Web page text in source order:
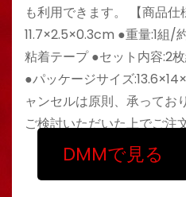
も利用できます。 【商品
11.7×2.5×0.3cm ●重量:1組/
粘着テープ ●セット内容:2
●パッケージサイズ
ャンセルは原則、承ってお
ご検討いただいた上でご注
DMMで見る